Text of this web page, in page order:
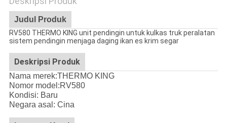
Judul Produk
RV580 THERMO KING unit pendingin untuk kulkas truk peralatan
sistem pendingin menjaga daging ikan es krim segar
Deskripsi Produk
Nama merek:THERMO KING
Nomor model:RV580
Kondisi: Baru
Negara asal: Cina